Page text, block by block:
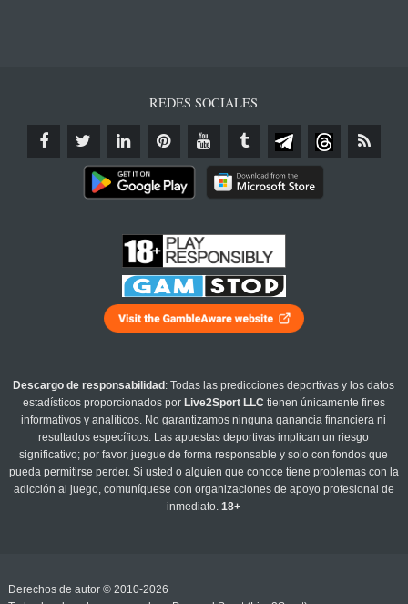
REDES SOCIALES
Descargo de responsabilidad : Todas las predicciones deportivas y los datos
estadísticos proporcionados por Live2Sport LLC tienen únicamente fines
informativos y analíticos. No garantizamos ninguna ganancia financiera ni
resultados específicos. Las apuestas deportivas implican un riesgo
significativo; por favor, juegue de forma responsable y solo con fondos que
pueda permitirse perder. Si usted o alguien que conoce tiene problemas con la
adicción al juego, comuníquese con organizaciones de apoyo profesional de
inmediato.18+
Derechos de autor © 2010-2026